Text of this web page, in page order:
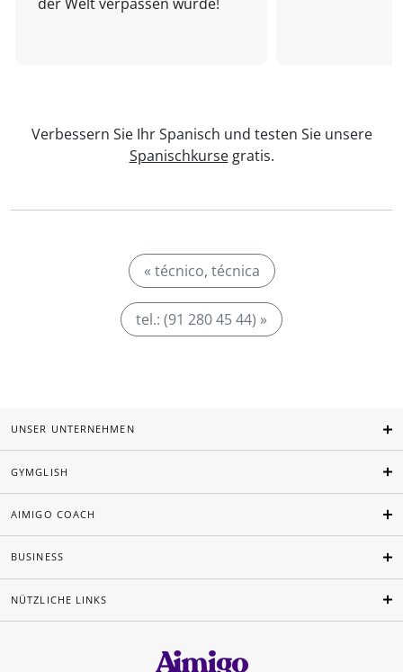
Verbessern Sie Ihr Spanisch und testen Sie unsere
Spanischkursegratis.
« técnico, técnica
tel.: (91 280 45 44) »
UNSER UNTERNEHMEN
GYMGLISH
AIMIGO COACH
BUSINESS
NÜTZLICHE LINKS